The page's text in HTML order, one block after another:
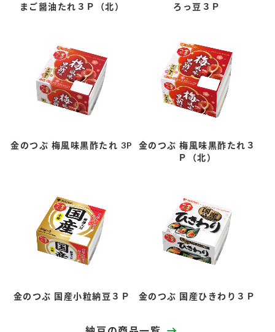
まご醤油たれ３Ｐ（北）
ろっ豆３Ｐ
金のつぶ 梅風味黒酢たれ 3P
金のつぶ 梅風味黒酢たれ３
Ｐ（北）
金のつぶ 国産小粒納豆３Ｐ 金のつぶ 国産ひきわり３Ｐ